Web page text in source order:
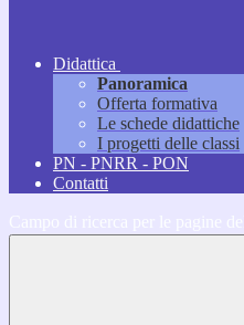
Didattica
Panoramica
Offerta formativa
Le schede didattiche
I progetti delle classi
PN - PNRR - PON
Contatti